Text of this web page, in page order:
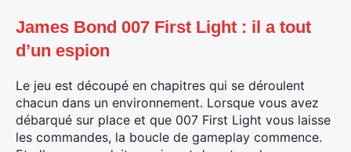
James Bond 007 First Light : il a tout
d’un espion
Le jeu est découpé en chapitres qui se déroulent
chacun dans un environnement. Lorsque vous avez
débarqué sur place et que 007 First Light vous laisse
les commandes, la boucle de gameplay commence.